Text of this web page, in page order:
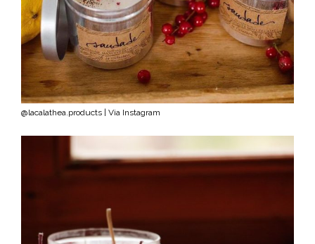
@lacalathea.products | Via Instagram